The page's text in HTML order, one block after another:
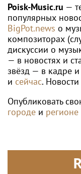
Poisk-Music.ru —
популярных
BigPot.news о
композиторах
дискуссии о
— в новостях и
звёзд — в кадре
и сейчас.
Опубликовать
городе и регионе